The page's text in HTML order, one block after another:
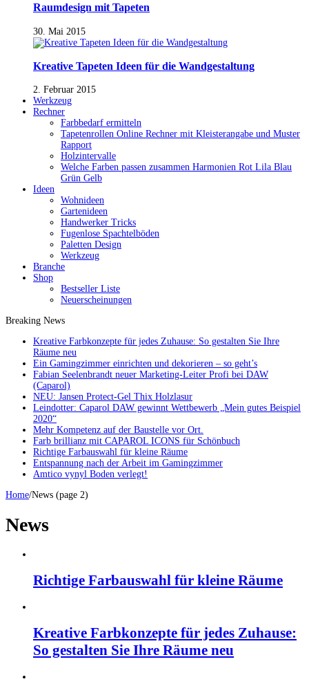
Raumdesign mit Tapeten
30. Mai 2015
Kreative Tapeten Ideen für die Wandgestaltung
2. Februar 2015
Werkzeug
Rechner
Farbbedarf ermitteln
Tapetenrollen Online Rechner mit Kleisterangabe und Muster
Rapport
Holzintervalle
Welche Farben passen zusammen Harmonien Rot Lila Blau
Grün Gelb
Ideen
Wohnideen
Gartenideen
Handwerker Tricks
Fugenlose Spachtelböden
Paletten Design
Werkzeug
Branche
Shop
Bestseller Liste
Neuerscheinungen
Breaking News
Kreative Farbkonzepte für jedes Zuhause: So gestalten Sie Ihre
Räume neu
Ein Gamingzimmer einrichten und dekorieren – so geht’s
Fabian Seelenbrandt neuer Marketing-Leiter Profi bei DAW
(Caparol)
NEU: Jansen Protect-Gel Thix Holzlasur
Leindotter: Caparol DAW gewinnt Wettbewerb „Mein gutes Beispiel
2020“
Mehr Kompetenz auf der Baustelle vor Ort.
Farb brillianz mit CAPAROL ICONS für Schönbuch
Richtige Farbauswahl für kleine Räume
Entspannung nach der Arbeit im Gamingzimmer
Amtico vynyl Boden verlegt!
Home/News (page 2)
News
Richtige Farbauswahl für kleine Räume
Kreative Farbkonzepte für jedes Zuhause:
So gestalten Sie Ihre Räume neu